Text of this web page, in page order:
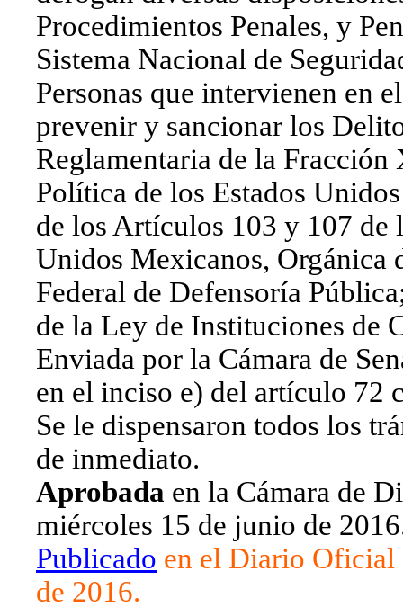
Procedimientos Penales, y
Sistema Nacional de
Personas que intervienen en
prevenir y sancionar los
Reglamentaria de la
Política de los Estados
de los Artículos 103 y 107 de
Unidos Mexicanos, Orgánica
Federal de Defensoría
de la Ley de Instituciones de
Enviada por la Cámara de
en el inciso e) del artículo 72
Se le dispensaron todos los
de inmediato.
Aprobada en la Cámara de
miércoles 15 de junio de
Publicado en el Diario Oficial
de 2016.